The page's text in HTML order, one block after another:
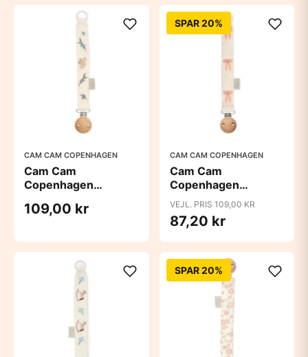
CAM CAM COPENHAGEN
Cam Cam
Copenhagen
- GOTS - Blueberries
109,00 kr
SPAR 20%
CAM CAM COPENHAGEN
Cam Cam
Copenhagen
Suttesnor - Broderet
- GOTS - Bows
VEJL. PRIS 109,00 KR
87,20 kr
SPAR 20%